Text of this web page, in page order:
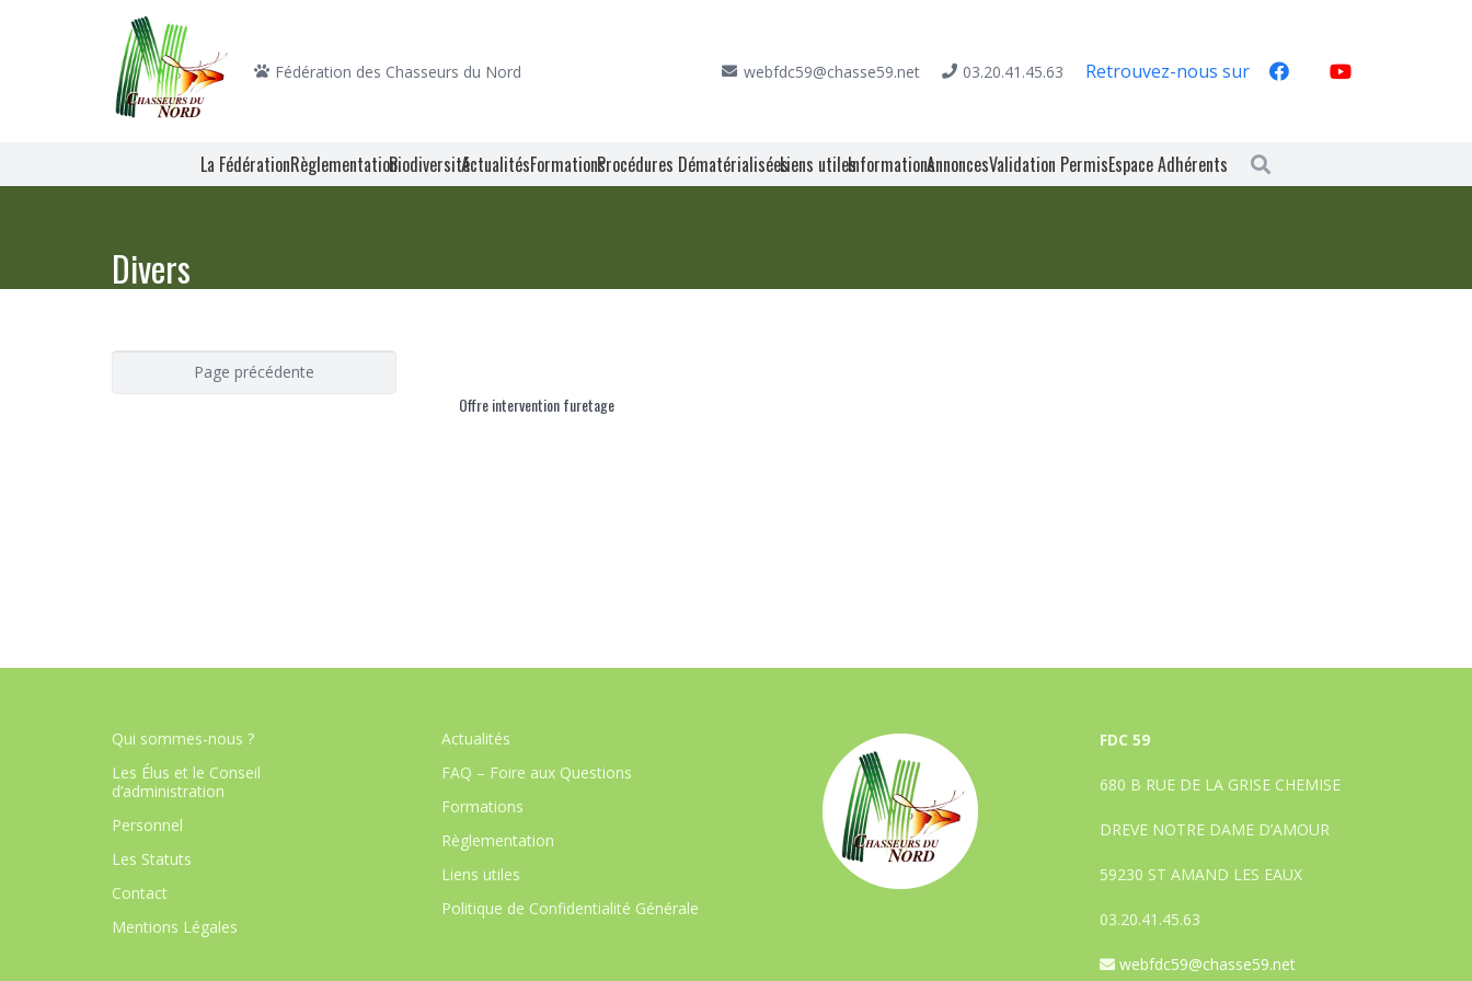
Fédération des Chasseurs du Nord webfdc59@chasse59.net 03.20.41.45.63 Retrouvez-nous sur
La FédérationRèglementationBiodiversitéActualitésFormationsProcédures DématérialiséesLiens utilesInformationsAnnoncesValidation PermisEspace Adhérents
Divers
Offre intervention furetage
Qui sommes-nous ?
Les Élus et le Conseil
d’administration
Personnel
Les Statuts
Contact
Mentions Légales
Actualités
FAQ – Foire aux Questions
Formations
Règlementation
Liens utiles
Politique de Confidentialité Générale
FDC 59
680 B RUE DE LA GRISE CHEMISE
DREVE NOTRE DAME D’AMOUR
59230 ST AMAND LES EAUX
03.20.41.45.63
webfdc59@chasse59.net